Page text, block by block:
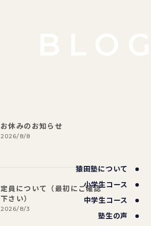
猿田塾について
小学生コース
中学生コース
塾生の声
お休みのお知らせ
2026/8/8
定員について（最初にご確認
下さい）
2026/8/3